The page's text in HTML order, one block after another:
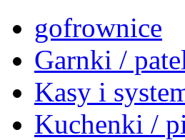
gofrownice
Garnki /
Kasy i
Kuchenki /